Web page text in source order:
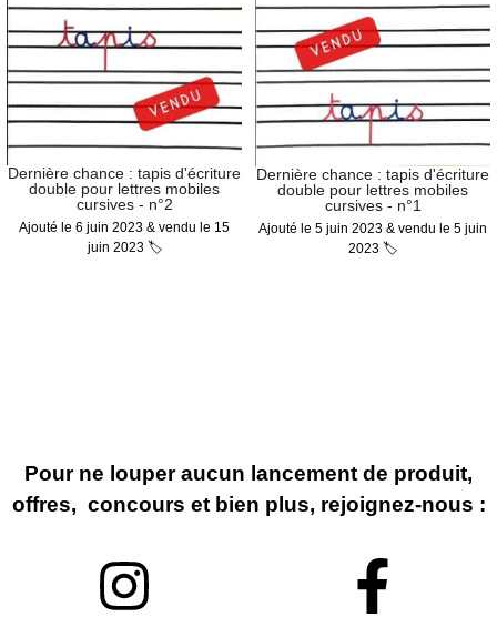
Dernière chance : tapis d'écriture
double pour lettres mobiles
cursives - n°2
Ajouté le 6 juin 2023 & vendu le 15
juin 2023 🏷
Dernière chance : tapis d'écriture
double pour lettres mobiles
cursives - n°1
Ajouté le 5 juin 2023 & vendu le 5 juin
2023 🏷
Pour ne louper aucun lancement de produit,
offres, concours et bien plus, rejoignez-nous :